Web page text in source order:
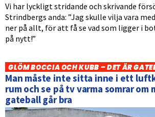
Vi har lyckligt stridande och skrivande
Strindbergs anda: ”Jag skulle vilja vara
ner på allt, för att få se vad som ligger i
på nytt!”
GLÖM BOCCIA OCH KUBB – DET ÄR
Man måste inte sitta inne i ett
rum och se på tv varma somrar om
gateball går bra